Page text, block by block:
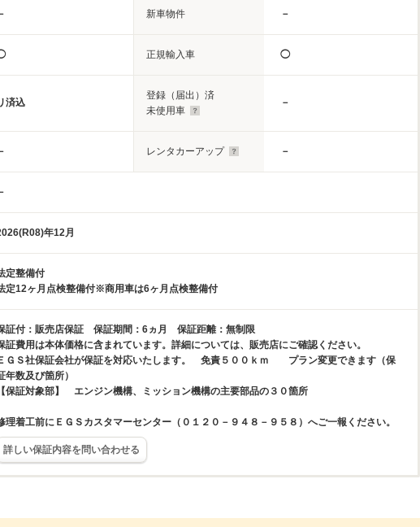
新車物件 －
正規輸入車 ◯
済込
登録（届出）済
未使用車
－
レンタカーアップ －
年12月
定整備付
定12ヶ月点検整備付※商用車は6ヶ月点検整備付
証付：販売店保証 保証期間：6ヵ月 保証距離：無制限
証費用は本体価格に含まれています。詳細については、販売店にご確認ください。
ＧＳ社保証会社が保証を対応いたします。 免責５００ｋｍ プラン変更できます（保
年数及び箇所）
【保証対象部】 エンジン機構、ミッション機構の主要部品の３０箇所
理着工前にＥＧＳカスタマーセンター（０１２０－９４８－９５８）へご一報ください。
詳しい保証内容を問い合わせる